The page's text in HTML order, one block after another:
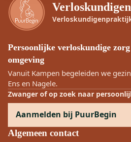
Persoonlijke verloskundige
omgeving
Vanuit Kampen begeleiden we
Ens en Nagele.
Zwanger of op zoek naar
Aanmelden bij PuurBegin
Algemeen contact